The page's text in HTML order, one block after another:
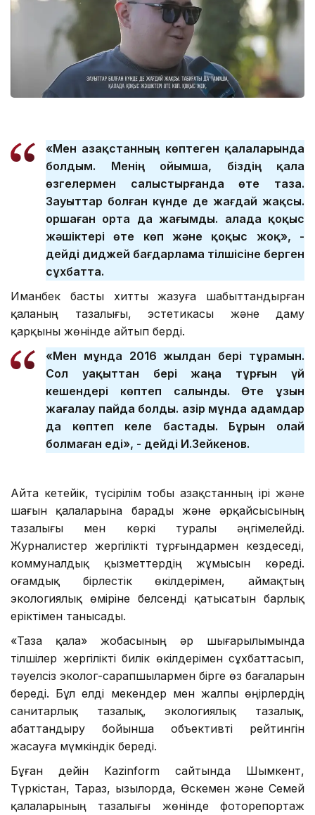
«Мен Қазақстанның көптеген қалаларында
болдым. Менің ойымша, біздің қала
өзгелермен салыстырғанда өте таза.
Зауыттар болған күнде де жағдай жақсы.
Қоршаған орта да жағымды. Қалада қоқыс
жәшіктері өте көп және қоқыс жоқ», -
дейді диджей бағдарлама тілшісіне берген
сұхбатта.
Иманбек басты хитты жазуға шабыттандырған
қаланың тазалығы, эстетикасы және даму
қарқыны жөнінде айтып берді.
«Мен мұнда 2016 жылдан бері тұрамын.
Сол уақыттан бері жаңа тұрғын үй
кешендері көптеп салынды. Өте ұзын
жағалау пайда болды. Қазір мұнда адамдар
да көптеп келе бастады. Бұрын олай
болмаған еді», - дейді И.Зейкенов.
Айта кетейік, түсірілім тобы Қазақстанның ірі және
шағын қалаларына барады және әрқайсысының
тазалығы мен көркі туралы әңгімелейді.
Журналистер жергілікті тұрғындармен кездеседі,
коммуналдық қызметтердің жұмысын көреді.
Қоғамдық бірлестік өкілдерімен, аймақтың
экологиялық өміріне белсенді қатысатын барлық
еріктімен танысады.
«Таза қала» жобасының әр шығарылымында
тілшілер жергілікті билік өкілдерімен сұхбаттасып,
тәуелсіз эколог-сарапшылармен бірге өз бағаларын
береді. Бұл елді мекендер мен жалпы өңірлердің
санитарлық тазалық, экологиялық тазалық,
абаттандыру бойынша объективті рейтингін
жасауға мүмкіндік береді.
Бұған дейін Kazinform сайтында Шымкент,
Түркістан, Тараз, Қызылорда, Өскемен және Семей
қалаларының тазалығы жөнінде фоторепортаж